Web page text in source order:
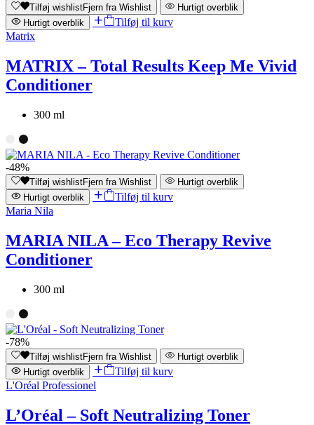
Tilføj wishlistFjern fra Wishlist
Hurtigt overblik
Hurtigt overblik
Tilføj til kurv
Matrix
MATRIX – Total Results Keep Me Vivid
Conditioner
300 ml
-48%
Tilføj wishlistFjern fra Wishlist
Hurtigt overblik
Hurtigt overblik
Tilføj til kurv
Maria Nila
MARIA NILA – Eco Therapy Revive
Conditioner
300 ml
-78%
Tilføj wishlistFjern fra Wishlist
Hurtigt overblik
Hurtigt overblik
Tilføj til kurv
L'Oréal Professionel
L’Oréal – Soft Neutralizing Toner